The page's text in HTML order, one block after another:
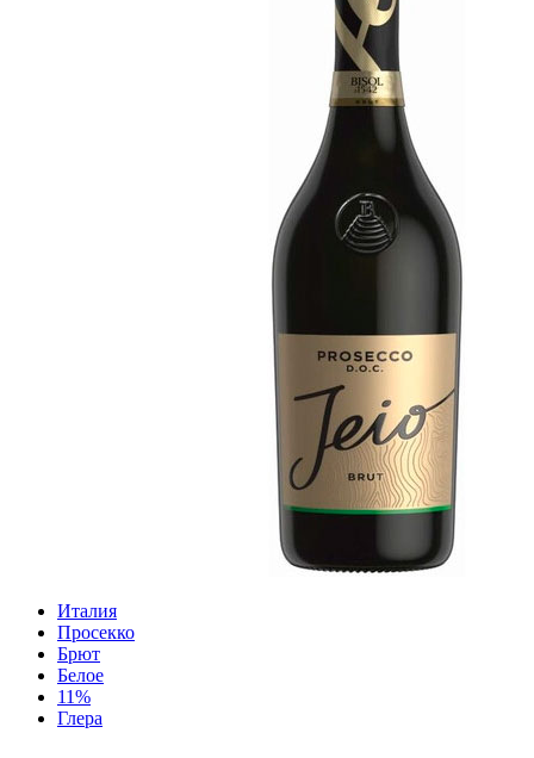
Италия
Просекко
Брют
Белое
11%
Глера